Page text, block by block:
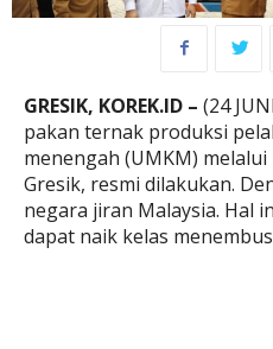
GRESIK, KOREK.ID – (24
pakan ternak produksi
menengah (UMKM)
Gresik, resmi dilakukan.
negara jiran Malaysia. Hal
dapat naik kelas